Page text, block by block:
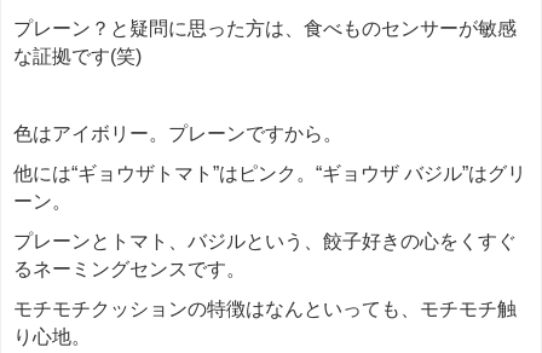
プレーン？と疑問に思った方は、食べものセンサーが敏感
な証拠です(笑)
色はアイボリー。プレーンですから。
他には“ギョウザトマト”はピンク。“ギョウザ バジル”はグリ
ーン。
プレーンとトマト、バジルという、餃子好きの心をくすぐ
るネーミングセンスです。
モチモチクッションの特徴はなんといっても、モチモチ触
り心地。